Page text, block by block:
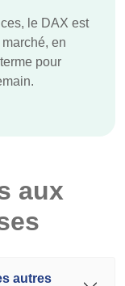
le DAX est
en
pour
aux
autres